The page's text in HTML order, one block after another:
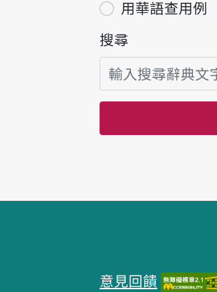
用華語查用例
搜尋
意見回饋